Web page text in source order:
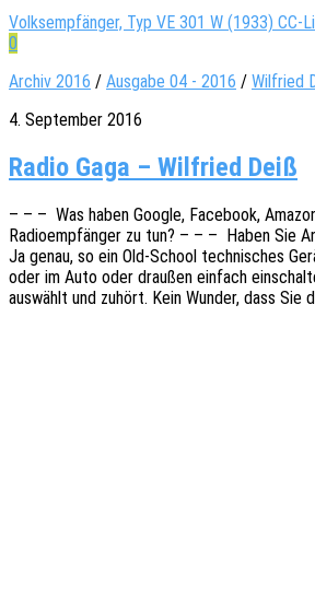
Volksempfänger, Typ VE 301 W (1933) CC-
0
Archiv 2016 / Ausgabe 04 - 2016 / Wil­fried
4. September 2016
Radio Gaga – Wil­fried Deiß
– – – Was haben Google, Face­book,
Radio­emp­fän­ger zu tun? – – – Haben Sie
Ja genau, so ein Old-School tech­ni­sches
oder im Auto oder drau­ßen einfach
auswählt und zuhört. Kein Wunder, dass Sie